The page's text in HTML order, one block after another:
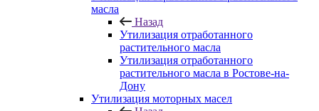
масла
Назад
Утилизация отработанного
растительного масла
Утилизация отработанного
растительного масла в Ростове-на-
Дону
Утилизация моторных масел